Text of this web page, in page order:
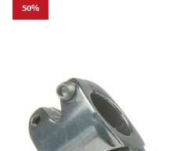
50